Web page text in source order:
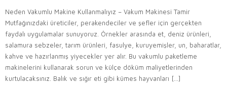
Neden Vakumlu Makine Kullanmalıyız – Vakum Makinesi Tamir
Mutfağınızdaki üreticiler, perakendeciler ve şefler için gerçekten
faydalı uygulamalar sunuyoruz. Örnekler arasında et, deniz ürünleri,
salamura sebzeler, tarım ürünleri, fasulye, kuruyemişler, un, baharatlar,
kahve ve hazırlanmış yiyecekler yer alır. Bu vakumlu paketleme
makinelerini kullanarak sorun ve külçe döküm maliyetlerinden
kurtulacaksınız. Balık ve sığır eti gibi kümes hayvanları […]